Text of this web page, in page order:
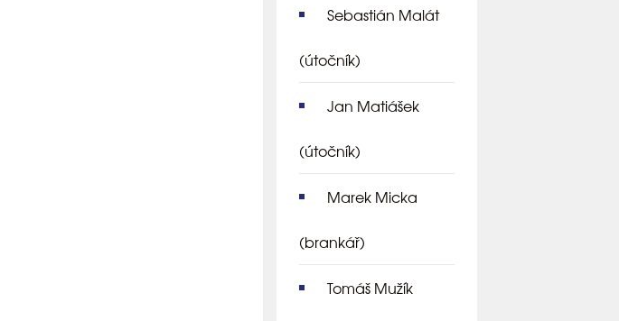
Sebastián Malát
(útočník)
Jan Matiášek
(útočník)
Marek Micka
(brankář)
Tomáš Mužík